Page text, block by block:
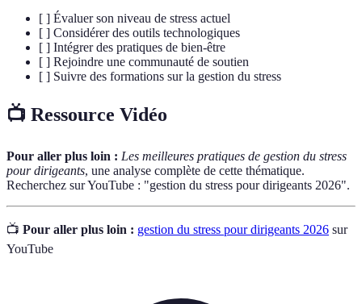
[ ] Évaluer son niveau de stress actuel
[ ] Considérer des outils technologiques
[ ] Intégrer des pratiques de bien-être
[ ] Rejoindre une communauté de soutien
[ ] Suivre des formations sur la gestion du stress
📺 Ressource Vidéo
Pour aller plus loin : Les meilleures pratiques de gestion du stress
pour dirigeants, une analyse complète de cette thématique.
Recherchez sur YouTube : "gestion du stress pour dirigeants 2026".
📺 Pour aller plus loin : gestion du stress pour dirigeants 2026 sur
YouTube